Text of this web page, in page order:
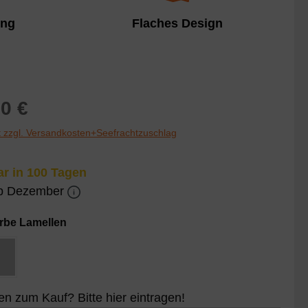
Flaches Design
Abdeckung und den damit
€
zzgl. Versandkosten+Seefrachtzuschlag
in 100 Tagen
Dezember
Lamellenauswählen
zum Kauf? Bitte hier eintragen!